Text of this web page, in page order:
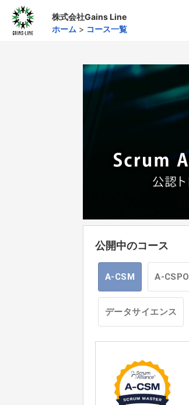
株式会社Gains Line
ホーム > コース一覧
公開中のコース
A-CSM A-CSPO
データサイエンス